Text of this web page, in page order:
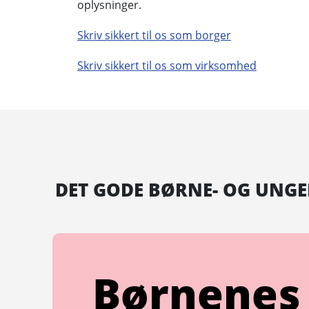
oplysninger.
Skriv sikkert til os som borger
Skriv sikkert til os som virksomhed
DET GODE BØRNE- OG
Børnenes